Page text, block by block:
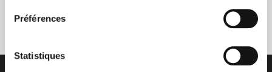
Préférences
Statistiques